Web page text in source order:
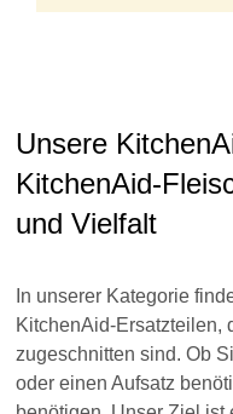
Unsere
KitchenAid-
und Vielfalt
In unserer Kategorie
KitchenAid-Ersatzteilen,
zugeschnitten sind. Ob
oder einen Aufsatz